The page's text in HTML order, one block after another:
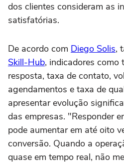
dos clientes consideram as
satisfatórias.
De acordo com Diego Solis,
Skill-Hub, indicadores como
resposta, taxa de contato,
agendamentos e taxa de
apresentar evolução
das empresas. "Responder
pode aumentar em até oito
conversão. Quando a
quase em tempo real, não